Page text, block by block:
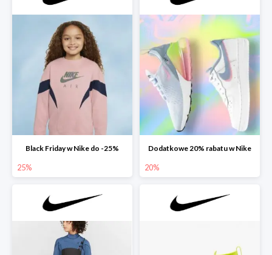
Black Friday w Nike do -25%
25%
Dodatkowe 20% rabatu w Nike
20%